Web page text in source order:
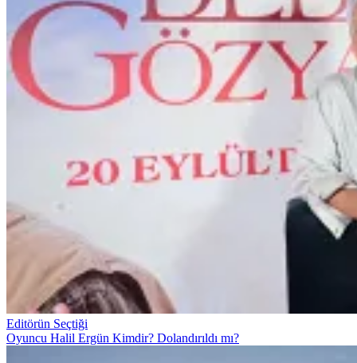
Editörün Seçtiği
Oyuncu Halil Ergün Kimdir? Dolandırıldı mı?